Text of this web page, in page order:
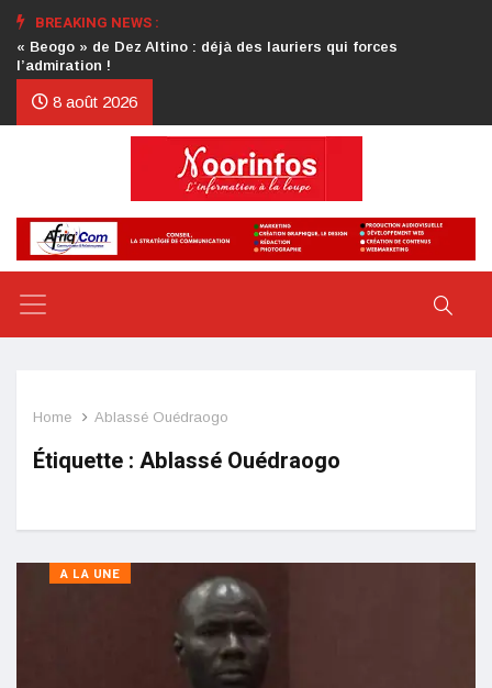
BREAKING NEWS :
Crise au CDP : l’authentification de la lettre du président
d’honneur toujours attendue
8 août 2026
Home Ablassé Ouédraogo
Étiquette : Ablassé Ouédraogo
A LA UNE